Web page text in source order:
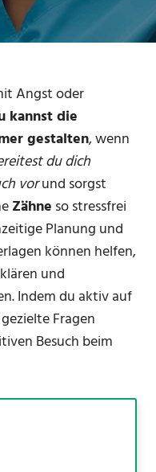
Angst oder
kannst die
gestalten, wenn
du dich
vorund sorgst
Zähne so stressfrei
Planung und
können helfen,
und
Indem du aktiv auf
Fragen
Besuch beim